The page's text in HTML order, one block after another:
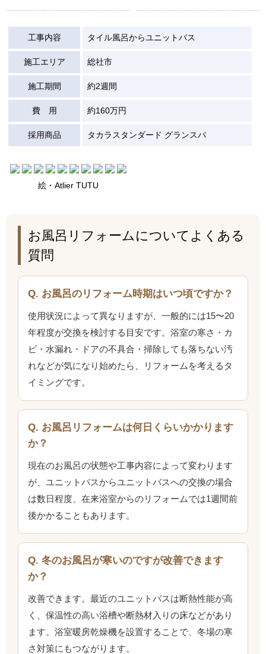
工事内容 タイル風呂からユニットバス
施工エリア 総社市
施工期間 約2週間
費 用 約160万円
採用商品 タカラスタンダード グランスパ
絵・Atlier TUTU
お風呂リフォームについてよくある
質問
Q. お風呂のリフォーム時期はいつ頃ですか？
使用状況によって異なりますが、一般的には15〜20
年程度が交換を検討する目安です。浴室の寒さ・カ
ビ・水漏れ・ドアの不具合・掃除しても落ちない汚
れなどが気になり始めたら、リフォームを考えるタ
イミングです。
Q. お風呂リフォームは何日くらいかかります
か？
現在のお風呂の状態や工事内容によって変わります
が、ユニットバスからユニットバスへの交換の場合
は数日程度、在来浴室からのリフォームでは1週間前
後かかることもあります。
Q. 冬のお風呂が寒いのですが改善できます
か？
改善できます。最近のユニットバスは断熱性能が高
く、保温性の高い浴槽や断熱材入りの床などがあり
ます。浴室暖房乾燥機を設置することで、冬場の寒
さ対策にもつながります。